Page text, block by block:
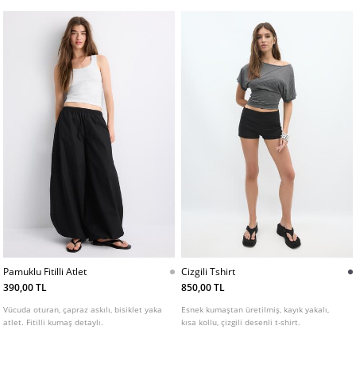
Pamuklu Fitilli Atlet
390,00 TL
Vücuda oturan, çapraz askılı, bisiklet yaka
atlet. Fitilli kumaş detaylı.
Cizgili Tshirt
850,00 TL
Esnek kumaştan üretilmiş, kayık yakalı,
kısa kollu, çizgili desenli t-shirt.